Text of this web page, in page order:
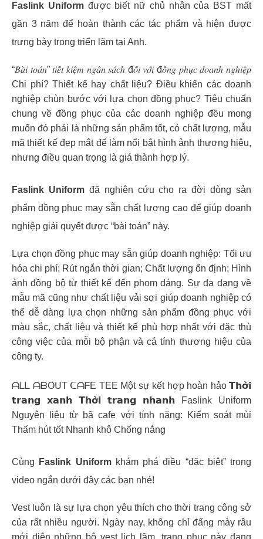
Faslink Uniform được biết nữ chủ nhân của BST mất
gần 3 năm để hoàn thành các tác phẩm và hiện được
trưng bày trong triển lãm tại Anh.
“𝐵𝑎̀𝑖 𝑡𝑜𝑎́𝑛” 𝑡𝑖𝑒̂́𝑡 𝑘𝑖𝑒̣̂𝑚 𝑛𝑔𝑎̂𝑛 𝑠𝑎́𝑐ℎ đ𝑜̂́𝑖 𝑣𝑜̛́𝑖 đ𝑜̂̀𝑛𝑔 𝑝ℎ𝑢̣𝑐 𝑑𝑜𝑎𝑛ℎ 𝑛𝑔ℎ𝑖𝑒̣̂𝑝
Chi phí? Thiết kế hay chất liệu? Điều khiến các doanh
nghiệp chùn bước với lựa chọn đồng phục? Tiêu chuẩn
chung về đồng phục của các doanh nghiệp đều mong
muốn đó phải là những sản phẩm tốt, có chất lượng, mẫu
mã thiết kế đẹp mắt để làm nổi bật hình ảnh thương hiệu,
nhưng điều quan trọng là giá thành hợp lý.
Faslink Uniform đã nghiên cứu cho ra đời dòng sản
phẩm đồng phục may sẵn chất lượng cao để giúp doanh
nghiệp giải quyết được “bài toán” này.
Lựa chọn đồng phục may sẵn giúp doanh nghiệp: Tối ưu
hóa chi phí; Rút ngắn thời gian; Chất lượng ổn định; Hình
ảnh đồng bộ từ thiết kế đến phom dáng. Sự đa dạng về
mẫu mã cũng như chất liệu vải sợi giúp doanh nghiệp có
thể dễ dàng lựa chọn những sản phẩm đồng phục với
màu sắc, chất liệu và thiết kế phù hợp nhất với đặc thù
công việc của mỗi bộ phận và cá tính thương hiệu của
công ty.
ᗩᒪᒪ ᗩᗷOᑌT ᑕᗩᖴE TEE Một sự kết hợp hoàn hảo 𝗧𝗵𝗼̛̀𝗶
𝘁𝗿𝗮𝗻𝗴 𝘅𝗮𝗻𝗵 𝗧𝗵𝗼̛̀𝗶 𝘁𝗿𝗮𝗻𝗴 𝗻𝗵𝗮𝗻𝗵 Faslink Uniform
Nguyên liệu từ bã cafe với tính năng: Kiểm soát mùi
Thấm hút tốt Nhanh khô Chống nắng
Cùng Faslink Uniform khám phá điều “đặc biệt” trong
video ngắn dưới đây các bạn nhé!
Vest luôn là sự lựa chọn yêu thích cho thời trang công sở
của rất nhiều người. Ngày nay, không chỉ đấng mày râu
mới diện những bộ vest lịch lãm, trang phục này đang